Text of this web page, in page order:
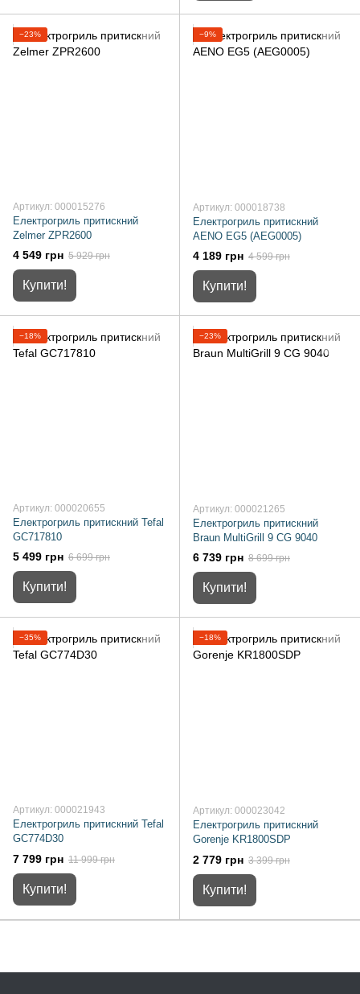
−23%
Артикул: 000015276
Електрогриль притискний
Zelmer ZPR2600
4 549 грн 5 929 грн
Купити!
−9%
Артикул: 000018738
Електрогриль притискний
AENO EG5 (AEG0005)
4 189 грн 4 599 грн
Купити!
−18%
Артикул: 000020655
Електрогриль притискний Tefal
GC717810
5 499 грн 6 699 грн
Купити!
−23%
Артикул: 000021265
Електрогриль притискний
Braun MultiGrill 9 CG 9040
6 739 грн 8 699 грн
Купити!
−35%
Артикул: 000021943
Електрогриль притискний Tefal
GC774D30
7 799 грн 11 999 грн
Купити!
−18%
Артикул: 000023042
Електрогриль притискний
Gorenje KR1800SDP
2 779 грн 3 399 грн
Купити!